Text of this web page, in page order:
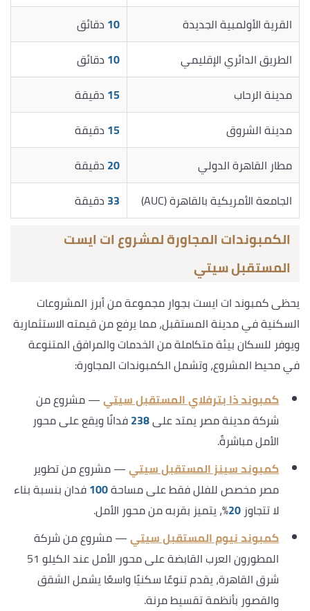
القرية الأولمبية الجديدة
10 دقائق
الطريق الدائري الإقليمي
10 دقائق
مدينة الرحاب
15 دقيقة
مدينة الشروق
15 دقيقة
مطار القاهرة الدولي
20 دقيقة
الجامعة الأمريكية بالقاهرة (AUC)
33 دقيقة
الكمبوندات المجاورة لمشروع ات ايست
المستقبل سيتي
يحظى كمبوند ات ايست بجوار مجموعة من أبرز المشروعات
السكنية في مدينة المستقبل، مما يرفع من قيمته الاستثمارية
ويوفر للسكان بيئة متكاملة من الخدمات والمرافق المتنوعة
في محيط المشروع، وتشمل الكمبوندات المجاورة:
كمبوند ذا بترفلاي المستقبل سيتي— مشروع من
شركة مدينة مصر يمتد على238فدانًا ويقع على محور
الأمل مباشرةً.
كمبوند سينز المستقبل سيتي— مشروع من تطوير
مصر مخصص للفلل فقط على مساحة100فدان بنسبة بناء
لا تتجاوز 20%، يتميز بقربه من محور الأمل.
كمبوند نيوم المستقبل سيتي— مشروع من شركة
المطورون العرب القابضة على محور الأمل عند الكيلو 51
شرق القاهرة، يقدم تنوعًا سكنيًا واسعًا يشمل الشقق
والقصور بأنظمة تقسيط مرنة.